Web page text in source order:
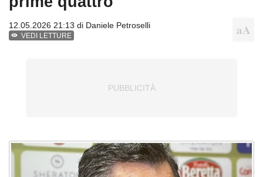
12.05.2026 21:13 di Daniele Petroselli
VEDI LETTURE